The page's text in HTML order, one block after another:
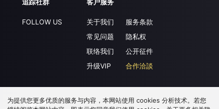
FOLLOW US
关于我们
常见问题
联络我们
升级VIP
服务条款
隐私权
公开征件
合作洽談
下载 APP
为提供您更多优质的服务与内容，本网站使用 cookies 分析技术。若您